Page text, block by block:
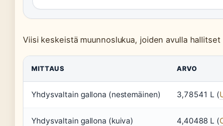
Viisi keskeistä muunnoslukua, joiden avulla
MITTAUS ARVO
Yhdysvaltain gallona (nestemäinen) 3,78541 L (
Yhdysvaltain gallona (kuiva) 4,40488 L (